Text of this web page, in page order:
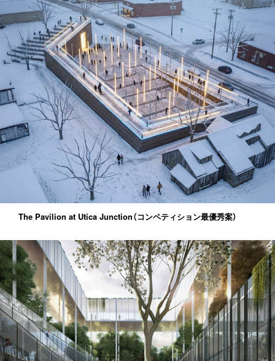
The Pavilion at Utica Junction（コンペティション最優秀案）